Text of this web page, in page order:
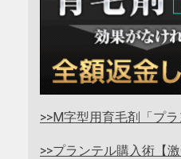
>>M字型用育毛剤「プ
>>プランテル購入術【